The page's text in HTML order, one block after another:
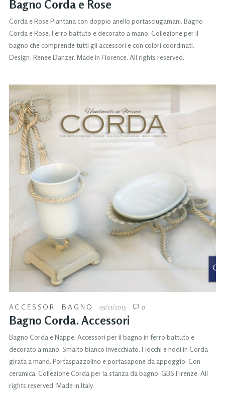
Bagno Corda e Rose
Corda e Rose Piantana con doppio anello portasciugamani. Bagno
Corda e Rose. Ferro battuto e decorato a mano. Collezione per il
bagno che comprende tutti gli accessori e con colori coordinati.
Design: Renee Danzer. Made in Florence. All rights reserved.
ACCESSORI BAGNO 05/11/2015 0
Bagno Corda. Accessori
Bagno Corda e Nappe. Accessori per il bagno in ferro battuto e
decorato a mano. Smalto bianco invecchiato. Fiocchi e nodi in Corda
girata a mano. Portaspazzolino e portasapone da appoggio. Con
ceramica. Collezione Corda per la stanza da bagno. GBS Firenze. All
rights reserved. Made in Italy